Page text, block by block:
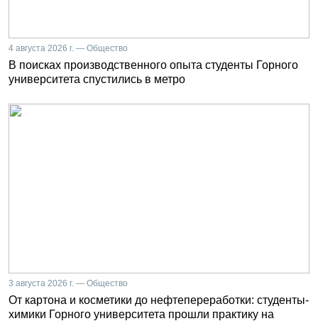
4 августа 2026 г. — Общество
В поисках производственного опыта студенты Горного
университета спустились в метро
3 августа 2026 г. — Общество
От картона и косметики до нефтепереработки: студенты-
химики Горного университета прошли практику на